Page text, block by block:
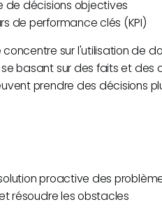
de décisions objectives
de performance clés (KPI)
concentre sur l'utilisation de
basant sur des faits et des
prendre des décisions
proactive des
résoudre les obstacles